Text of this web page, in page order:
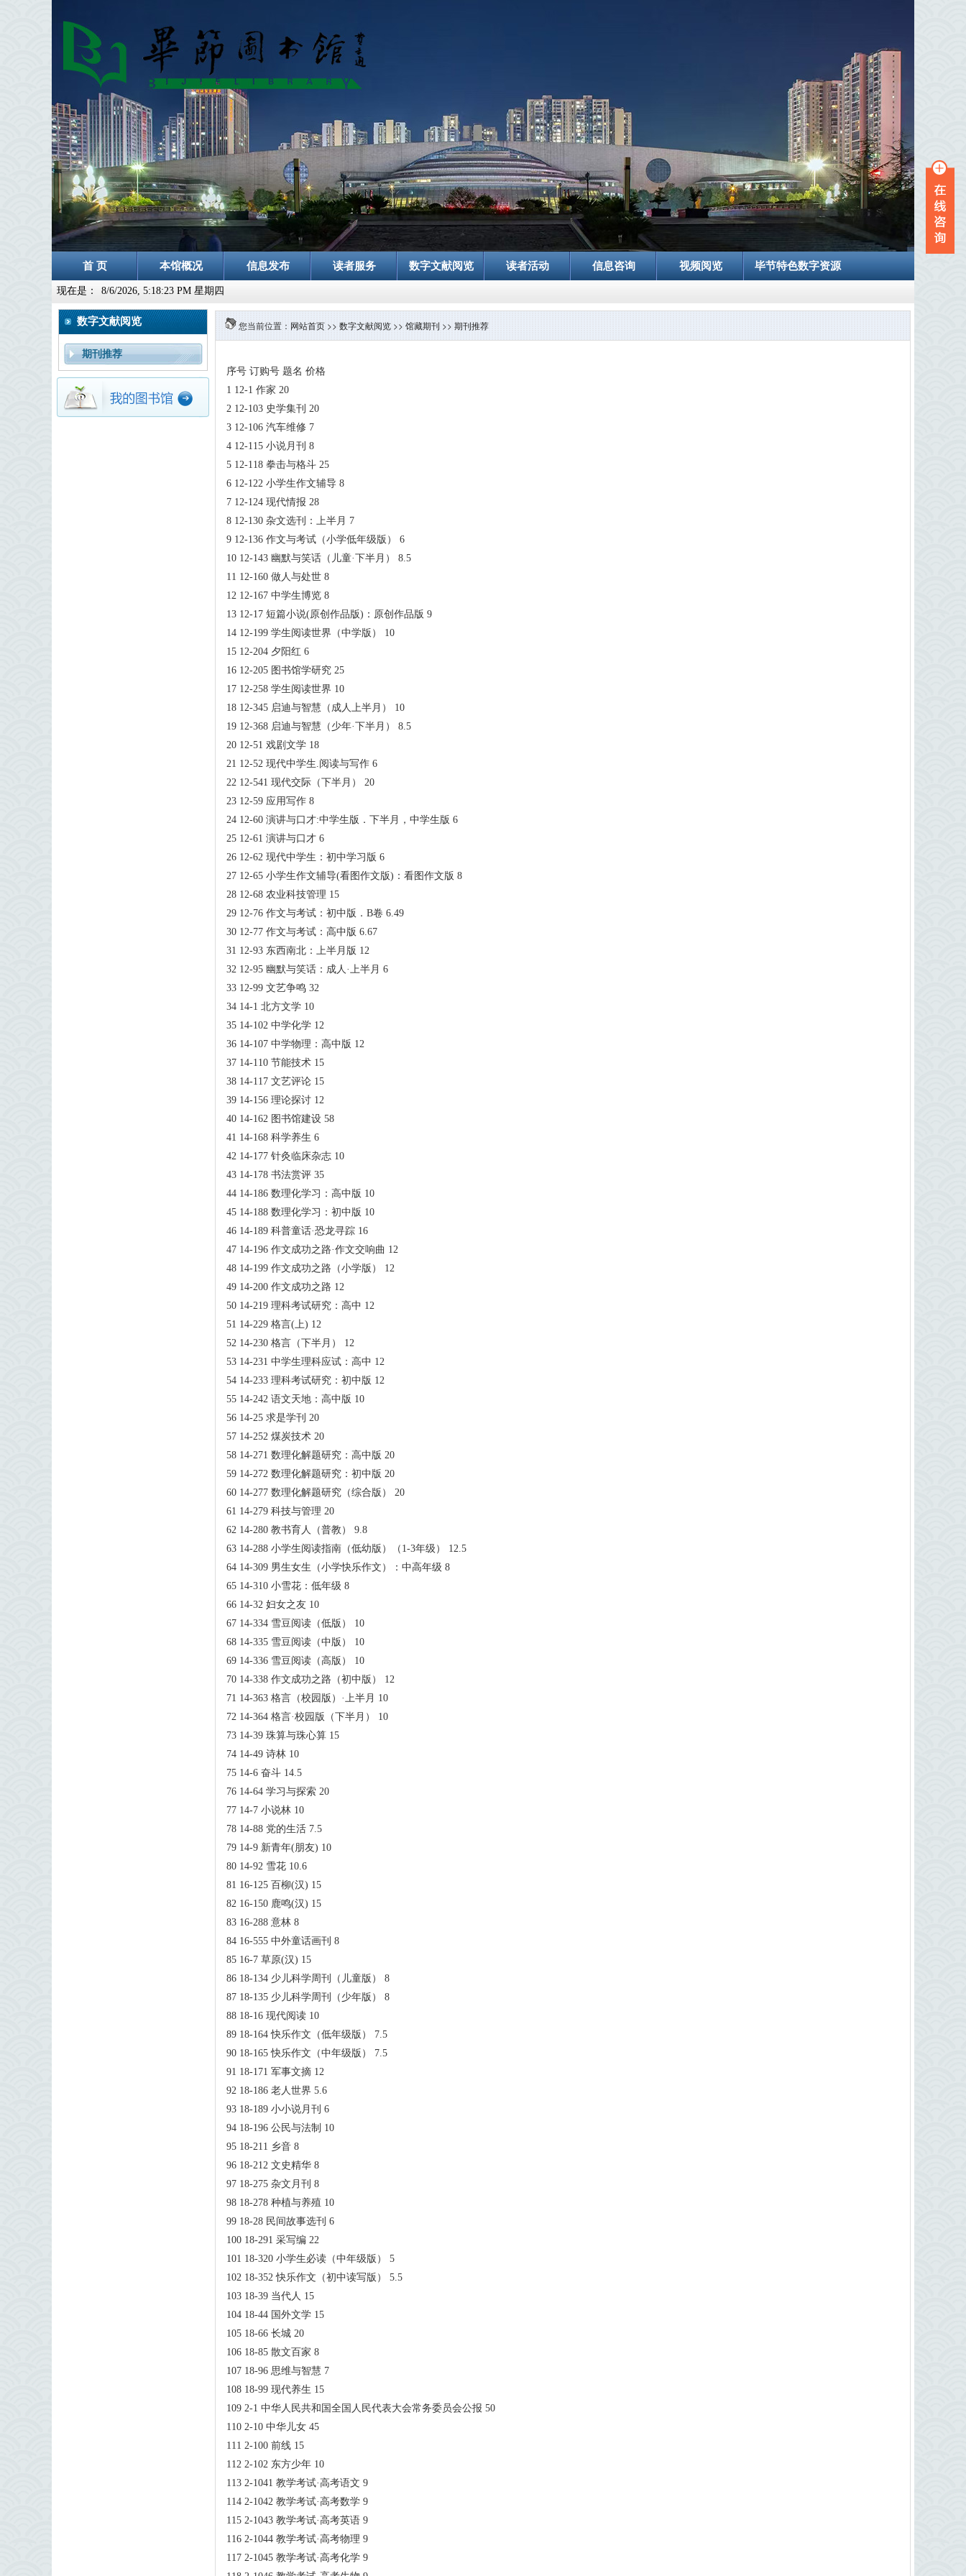
首 页 本馆概况 信息发布 读者服务 数字文献阅览 读者活动 信息咨询 视频阅览 毕节特色数字资源
现在是： 8/6/2026, 5:18:25 PM 星期四
数字文献阅览
期刊推荐
您当前位置： 网站首页 >> 数字文献阅览 >> 馆藏期刊 >> 期刊推荐
序号 订购号 题名 价格
1 12-1 作家 20
2 12-103 史学集刊 20
3 12-106 汽车维修 7
4 12-115 小说月刊 8
5 12-118 拳击与格斗 25
6 12-122 小学生作文辅导 8
7 12-124 现代情报 28
8 12-130 杂文选刊：上半月 7
9 12-136 作文与考试（小学低年级版） 6
10 12-143 幽默与笑话（儿童·下半月） 8.5
11 12-160 做人与处世 8
12 12-167 中学生博览 8
13 12-17 短篇小说(原创作品版)：原创作品版 9
14 12-199 学生阅读世界（中学版） 10
15 12-204 夕阳红 6
16 12-205 图书馆学研究 25
17 12-258 学生阅读世界 10
18 12-345 启迪与智慧（成人上半月） 10
19 12-368 启迪与智慧（少年·下半月） 8.5
20 12-51 戏剧文学 18
21 12-52 现代中学生.阅读与写作 6
22 12-541 现代交际（下半月） 20
23 12-59 应用写作 8
24 12-60 演讲与口才:中学生版．下半月，中学生版 6
25 12-61 演讲与口才 6
26 12-62 现代中学生：初中学习版 6
27 12-65 小学生作文辅导(看图作文版)：看图作文版 8
28 12-68 农业科技管理 15
29 12-76 作文与考试：初中版．B卷 6.49
30 12-77 作文与考试：高中版 6.67
31 12-93 东西南北：上半月版 12
32 12-95 幽默与笑话：成人·上半月 6
33 12-99 文艺争鸣 32
34 14-1 北方文学 10
35 14-102 中学化学 12
36 14-107 中学物理：高中版 12
37 14-110 节能技术 15
38 14-117 文艺评论 15
39 14-156 理论探讨 12
40 14-162 图书馆建设 58
41 14-168 科学养生 6
42 14-177 针灸临床杂志 10
43 14-178 书法赏评 35
44 14-186 数理化学习：高中版 10
45 14-188 数理化学习：初中版 10
46 14-189 科普童话·恐龙寻踪 16
47 14-196 作文成功之路·作文交响曲 12
48 14-199 作文成功之路（小学版） 12
49 14-200 作文成功之路 12
50 14-219 理科考试研究：高中 12
51 14-229 格言(上) 12
52 14-230 格言（下半月） 12
53 14-231 中学生理科应试：高中 12
54 14-233 理科考试研究：初中版 12
55 14-242 语文天地：高中版 10
56 14-25 求是学刊 20
57 14-252 煤炭技术 20
58 14-271 数理化解题研究：高中版 20
59 14-272 数理化解题研究：初中版 20
60 14-277 数理化解题研究（综合版） 20
61 14-279 科技与管理 20
62 14-280 教书育人（普教） 9.8
63 14-288 小学生阅读指南（低幼版）（1-3年级） 12.5
64 14-309 男生女生（小学快乐作文）：中高年级 8
65 14-310 小雪花：低年级 8
66 14-32 妇女之友 10
67 14-334 雪豆阅读（低版） 10
68 14-335 雪豆阅读（中版） 10
69 14-336 雪豆阅读（高版） 10
70 14-338 作文成功之路（初中版） 12
71 14-363 格言（校园版）·上半月 10
72 14-364 格言·校园版（下半月） 10
73 14-39 珠算与珠心算 15
74 14-49 诗林 10
75 14-6 奋斗 14.5
76 14-64 学习与探索 20
77 14-7 小说林 10
78 14-88 党的生活 7.5
79 14-9 新青年(朋友) 10
80 14-92 雪花 10.6
81 16-125 百柳(汉) 15
82 16-150 鹿鸣(汉) 15
83 16-288 意林 8
84 16-555 中外童话画刊 8
85 16-7 草原(汉) 15
86 18-134 少儿科学周刊（儿童版） 8
87 18-135 少儿科学周刊（少年版） 8
88 18-16 现代阅读 10
89 18-164 快乐作文（低年级版） 7.5
90 18-165 快乐作文（中年级版） 7.5
91 18-171 军事文摘 12
92 18-186 老人世界 5.6
93 18-189 小小说月刊 6
94 18-196 公民与法制 10
95 18-211 乡音 8
96 18-212 文史精华 8
97 18-275 杂文月刊 8
98 18-278 种植与养殖 10
99 18-28 民间故事选刊 6
100 18-291 采写编 22
101 18-320 小学生必读（中年级版） 5
102 18-352 快乐作文（初中读写版） 5.5
103 18-39 当代人 15
104 18-44 国外文学 15
105 18-66 长城 20
106 18-85 散文百家 8
107 18-96 思维与智慧 7
108 18-99 现代养生 15
109 2-1 中华人民共和国全国人民代表大会常务委员会公报 50
110 2-10 中华儿女 45
111 2-100 前线 15
112 2-102 东方少年 10
113 2-1041 教学考试·高考语文 9
114 2-1042 教学考试·高考数学 9
115 2-1043 教学考试·高考英语 9
116 2-1044 教学考试·高考物理 9
117 2-1045 教学考试·高考化学 9